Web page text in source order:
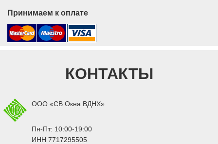
Принимаем к оплате
КОНТАКТЫ
ООО «СВ Окна ВДНХ»
Пн-Пт: 10:00-19:00
ИНН 7717295505